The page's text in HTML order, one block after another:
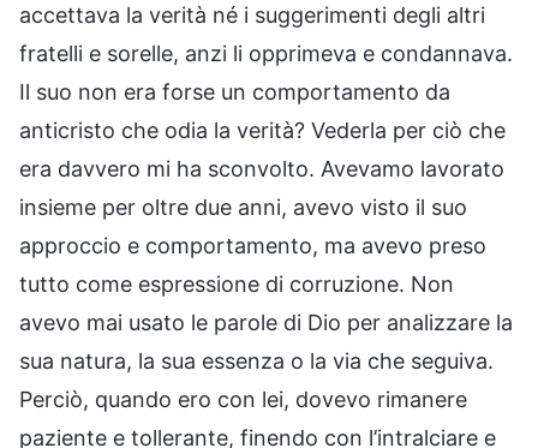
accettava la verità né i suggerimenti degli altri
fratelli e sorelle, anzi li opprimeva e condannava.
Il suo non era forse un comportamento da
anticristo che odia la verità? Vederla per ciò che
era davvero mi ha sconvolto. Avevamo lavorato
insieme per oltre due anni, avevo visto il suo
approccio e comportamento, ma avevo preso
tutto come espressione di corruzione. Non
avevo mai usato le parole di Dio per analizzare la
sua natura, la sua essenza o la via che seguiva.
Perciò, quando ero con lei, dovevo rimanere
paziente e tollerante, finendo con l’intralciare e